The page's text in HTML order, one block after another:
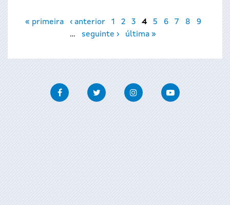
Páxinas
« primeira ‹ anterior 1 2 3 4 5 6 7 8
9
…
seguinte › última »
FacebookTwitter InstagramYoutube